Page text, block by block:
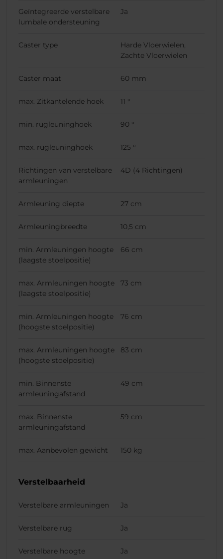
Geïntegreerde verstelbare
lumbale ondersteuning
Ja
Caster type
Harde Vloerwielen,
Zachte Vloerwielen
Caster maat 60 mm
max. Zitkantelende hoek 11 °
min. rugleuninghoek 90 °
max. rugleuninghoek 125 °
Richtingen van verstelbare
armleuningen
4D (4 Richtingen)
Armleuning diepte 27 cm
Armleuningbreedte 10,5 cm
min. Armleuningen hoogte
(laagste stoelpositie)
66 cm
max. Armleuningen hoogte
(laagste stoelpositie)
73 cm
min. Armleuningen hoogte
(hoogste stoelpositie)
76 cm
max. Armleuningen hoogte
(hoogste stoelpositie)
83 cm
min. Binnenste
armleuningafstand
49 cm
max. Binnenste
armleuningafstand
59 cm
max. Aanbevolen gewicht 150 kg
Verstelbaarheid
Verstelbare armleuningen Ja
Verstelbare rug Ja
Verstelbare hoogte Ja